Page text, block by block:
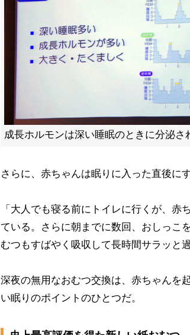
成長ホルモンは深い睡眠のときに分泌さ
さらに、赤ちゃんは眠りに入った直後に
「大人でも寝る前にトイレに行くが、
ている。さらに朝までに数回、おしっこ
むつもすばやく吸収して長時間サラッと
深夜の無用なおむつ交換は、赤ちゃんを
い眠りのポイントのひとつだ。